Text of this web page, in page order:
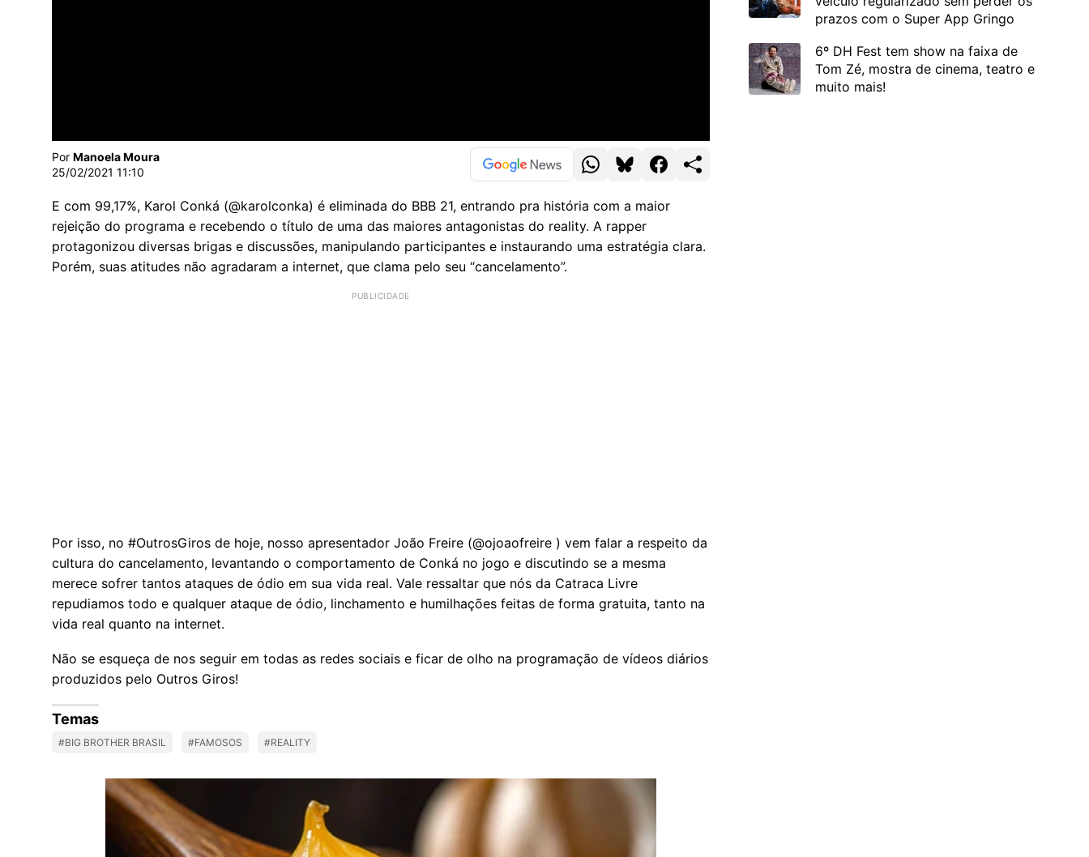
Por Manoela Moura
25/02/2021 11:10
E com 99,17%, Karol Conká (@karolconka) é eliminada do BBB 21, entrando pra história com a maior
rejeição do programa e recebendo o título de uma das maiores antagonistas do reality. A rapper
protagonizou diversas brigas e discussões, manipulando participantes e instaurando uma estratégia clara.
Porém, suas atitudes não agradaram a internet, que clama pelo seu “cancelamento”.
Por isso, no #OutrosGiros de hoje, nosso apresentador João Freire (@ojoaofreire ) vem falar a respeito da
cultura do cancelamento, levantando o comportamento de Conká no jogo e discutindo se a mesma
merece sofrer tantos ataques de ódio em sua vida real. Vale ressaltar que nós da Catraca Livre
repudiamos todo e qualquer ataque de ódio, linchamento e humilhações feitas de forma gratuita, tanto na
vida real quanto na internet.
Não se esqueça de nos seguir em todas as redes sociais e ficar de olho na programação de vídeos diários
produzidos pelo Outros Giros!
Temas
#BIG BROTHER BRASIL #FAMOSOS #REALITY
prazos com o Super App Gringo
6º DH Fest tem show na faixa de
Tom Zé, mostra de cinema, teatro e
muito mais!